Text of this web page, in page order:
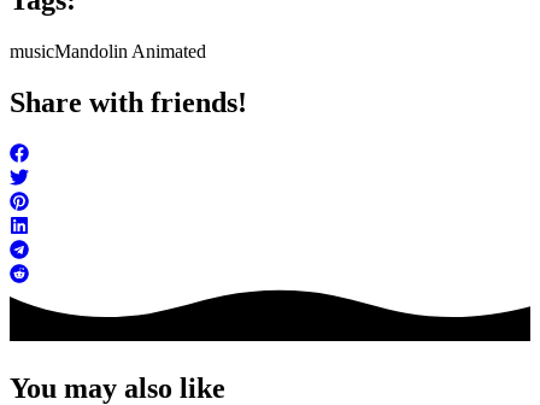
musicMandolin Animated
Share with friends!
You may also like